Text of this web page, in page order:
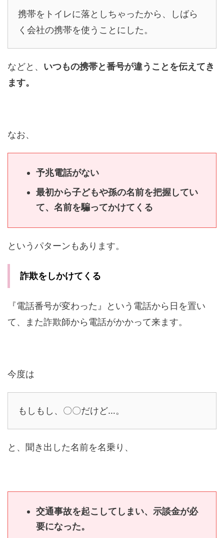
携帯をトイレに落としちゃったから、しばら
く会社の携帯を使うことにした。
などと、 いつもの携帯と番号が違うことを伝えてき
ます。
なお、
予兆電話がない
最初から子どもや孫の名前を把握してい
て、名前を騙ってかけてくる
というパターンもあります。
詐欺をしかけてくる
『電話番号が変わった』という電話から日を置い
て、また詐欺師から電話がかかって来ます。
今度は
もしもし、〇〇だけど…。
と、聞き出した名前を名乗り、
交通事故を起こしてしまい、示談金が必
要になった。